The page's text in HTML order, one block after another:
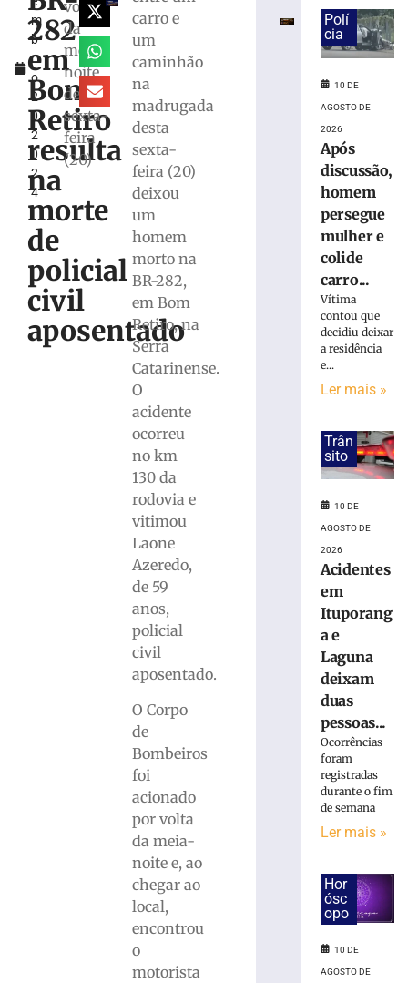
m
b
r
o
2
0,
2
0
2
4
282
em
Bom
Retiro
resulta
na
morte
de
policial
civil
aposentado
volta
da
meia-
noite
desta
sexta-
feira
(20)
carro e
um
caminhão
na
madrugada
desta
sexta-
feira (20)
deixou
um
homem
morto na
BR-282,
em Bom
Retiro, na
Serra
Catarinense.
O
acidente
ocorreu
no km
130 da
rodovia e
vitimou
Laone
Azeredo,
de 59
anos,
policial
civil
aposentado.
O Corpo
de
Bombeiros
foi
acionado
por volta
da meia-
noite e, ao
chegar ao
local,
encontrou
o
motorista
carteira
celular
roubados,
Blumenau
Carro
atinge
poste
adolescente
ferida
Gaspar
discussão,
homem
persegue
mulher
colide
poste
Itapema
Polí
cia
10 DE
AGOSTO DE
2026
Após
discussão,
homem
persegue
mulher e
colide
carro...
Vítima
contou que
decidiu deixar
a residência
e...
Ler mais »
Trân
sito
10 DE
AGOSTO DE
2026
Acidentes
em
Ituporang
a e
Laguna
deixam
duas
pessoas...
Ocorrências
foram
registradas
durante o fim
de semana
Ler mais »
Hor
ósc
opo
10 DE
AGOSTO DE